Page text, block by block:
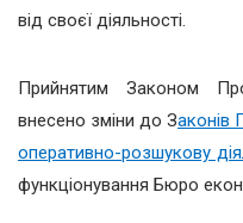
від своєї діяльності.
Прийнятим Законом
внесено зміни до Законів
оперативно-розшукову
функціонування Бюро